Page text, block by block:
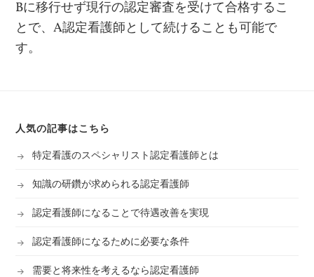
Bに移行せず現行の認定審査を受けて合格するこ
とで、A認定看護師として続けることも可能で
す。
人気の記事はこちら
特定看護のスペシャリスト認定看護師とは
知識の研鑽が求められる認定看護師
認定看護師になることで待遇改善を実現
認定看護師になるために必要な条件
需要と将来性を考えるなら認定看護師